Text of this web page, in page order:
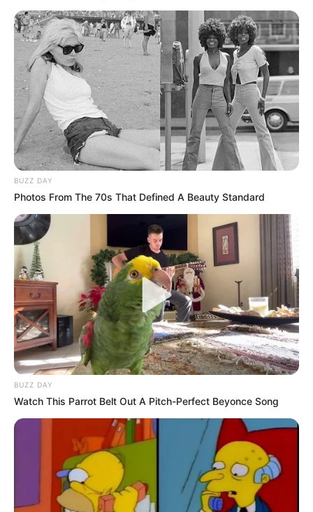
BUZZ DAY
Photos From The 70s That Defined A Beauty Standard
BUZZ DAY
Watch This Parrot Belt Out A Pitch-Perfect Beyonce Song